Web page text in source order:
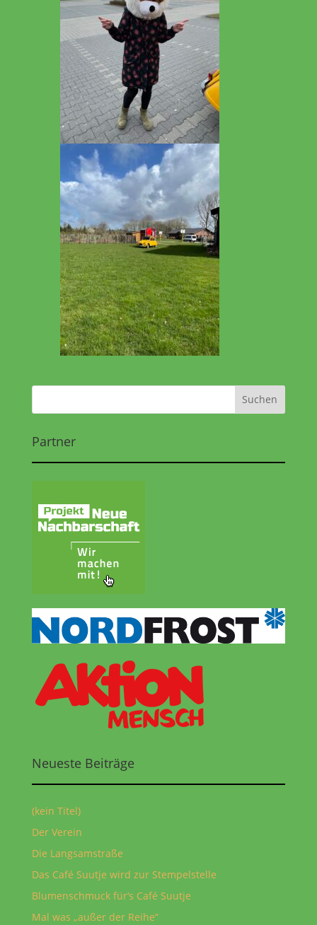
Partner
Neueste Beiträge
(kein Titel)
Der Verein
Die Langsamstraße
Das Café Suutje wird zur Stempelstelle
Blumenschmuck für‘s Café Suutje
Mal was „außer der Reihe“